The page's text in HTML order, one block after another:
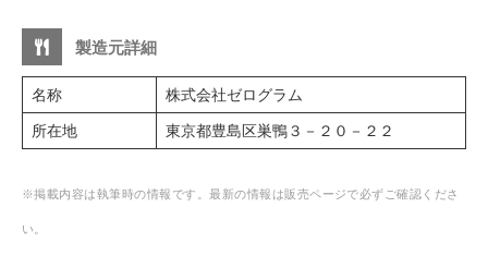
製造元詳細
名称 株式会社ゼログラム
所在地 東京都豊島区巣鴨３－２０－２２
※掲載内容は執筆時の情報です。最新の情報は販売ページで必ずご確認くださ
い。